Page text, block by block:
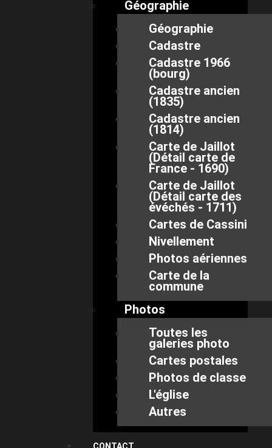
Géographie
Géographie
Cadastre
Cadastre 1966
(bourg)
Cadastre ancien
(1835)
Cadastre ancien
(1814)
Carte de Jaillot
(Détail carte de
France - 1690)
Carte de Jaillot
(Détail carte des
évéchés - 1711)
Cartes de Cassini
Nivellement
Photos aériennes
Carte de la
commune
Photos
Toutes les
galeries photo
Cartes postales
Photos de classe
L'église
Autres